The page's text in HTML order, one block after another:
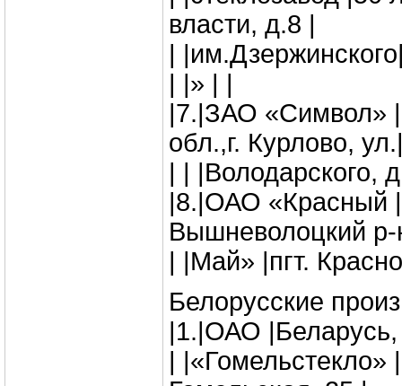
власти, д.8 |
|
| |» | |
|7.|ЗАО «Символ»
обл.,г. Курлово,
| | |Володарского,
|8.|ОАО «Красный
Вышневолоцкий р-
| |Май» |пгт.
Белорусские
|1.|ОАО |Беларусь,
|